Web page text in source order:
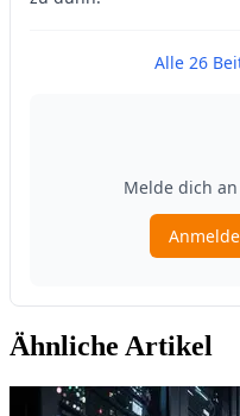
Ähnliche Artikel